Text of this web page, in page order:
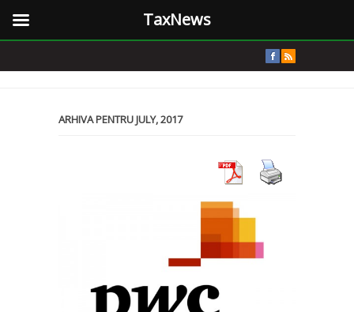
ARHIVA PENTRU JULY, 2017
TaxNews